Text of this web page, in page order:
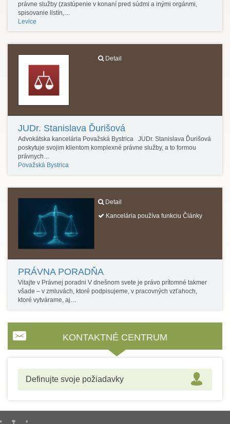
právne služby (zastúpenie v konaní pred súdmi a inými orgánmi,
spisovanie listín,…
Levice
Detail
JUDr. Stanislava Ďurišová
Advokátska kancelária Považská Bystrica JUDr. Stanislava Ďurišová
poskytuje svojim klientom komplexné právne služby, a to formou
právnych…
Považská Bystrica
Detail
Kancelária používa funkciu Články
PRÁVNA PORADŇA
Vitajte v Právnej poradni V dnešnom svete je právo prítomné takmer
všade – v zmluvách, ktoré podpisujeme, v pracovných vzťahoch,
ktoré vytvárame, aj…
KONTAKTNÉ CENTRUM
Definujte svoje požiadavky